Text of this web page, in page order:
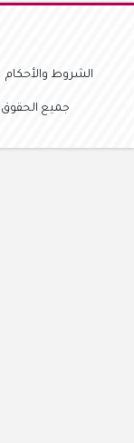
الشروط والأحكام
جميع الحقوق